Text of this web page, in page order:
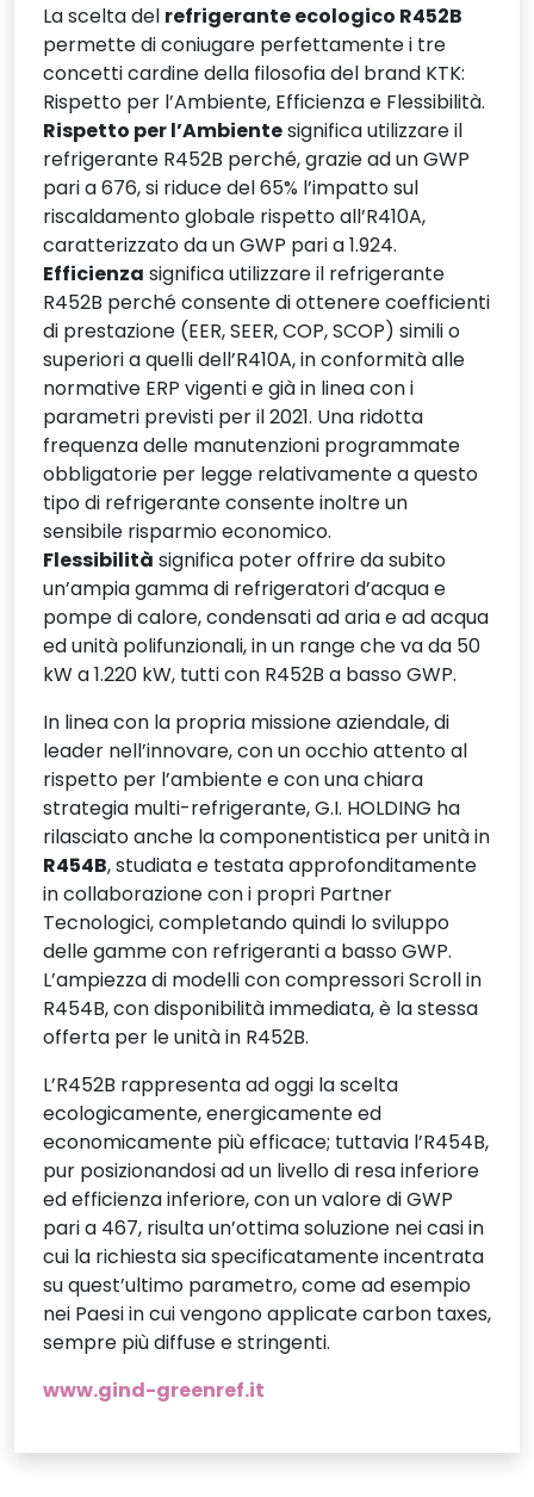
La scelta del refrigerante ecologico R452B
permette di coniugare perfettamente i tre
concetti cardine della filosofia del brand KTK:
Rispetto per l’Ambiente, Efficienza e Flessibilità.
Rispetto per l’Ambientesignifica utilizzare il
refrigerante R452B perché, grazie ad un GWP
pari a 676, si riduce del 65% l’impatto sul
riscaldamento globale rispetto all’R410A,
caratterizzato da un GWP pari a 1.924.
Efficienza significa utilizzare il refrigerante
R452B perché consente di ottenere coefficienti
di prestazione (EER, SEER, COP, SCOP) simili o
superiori a quelli dell’R410A, in conformità alle
normative ERP vigenti e già in linea con i
parametri previsti per il 2021. Una ridotta
frequenza delle manutenzioni programmate
obbligatorie per legge relativamente a questo
tipo di refrigerante consente inoltre un
sensibile risparmio economico.
Flessibilità significa poter offrire da subito
un’ampia gamma di refrigeratori d’acqua e
pompe di calore, condensati ad aria e ad acqua
ed unità polifunzionali, in un range che va da 50
kW a 1.220 kW, tutti con R452B a basso GWP.
In linea con la propria missione aziendale, di
leader nell’innovare, con un occhio attento al
rispetto per l’ambiente e con una chiara
strategia multi-refrigerante, G.I. HOLDING ha
rilasciato anche la componentistica per unità in
R454B, studiata e testata approfonditamente
in collaborazione con i propri Partner
Tecnologici, completando quindi lo sviluppo
delle gamme con refrigeranti a basso GWP.
L’ampiezza di modelli con compressori Scroll in
R454B, con disponibilità immediata, è la stessa
offerta per le unità in R452B.
L’R452B rappresenta ad oggi la scelta
ecologicamente, energicamente ed
economicamente più efficace; tuttavia l’R454B,
pur posizionandosi ad un livello di resa inferiore
ed efficienza inferiore, con un valore di GWP
pari a 467, risulta un’ottima soluzione nei casi in
cui la richiesta sia specificatamente incentrata
su quest’ultimo parametro, come ad esempio
nei Paesi in cui vengono applicate carbon taxes,
sempre più diffuse e stringenti.
www.gind-greenref.it